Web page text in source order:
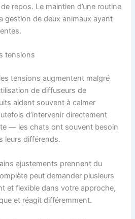
repos. Le maintien d’une routine
gestion de deux animaux ayant
tensions
tensions augmentent malgré
de diffuseurs de
aident souvent à calmer
d’intervenir directement
— les chats ont souvent besoin
leurs différends.
ajustements prennent du
peut demander plusieurs
et flexible dans votre approche,
et réagit différemment.